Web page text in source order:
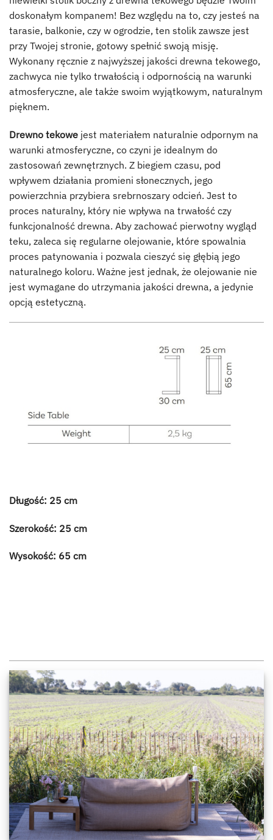
doskonałym kompanem! Bez względu na to, czy jesteś na
tarasie, balkonie, czy w ogrodzie, ten stolik zawsze jest
przy Twojej stronie, gotowy spełnić swoją misję.
Wykonany ręcznie z najwyższej jakości drewna tekowego,
zachwyca nie tylko trwałością i odpornością na warunki
atmosferyczne, ale także swoim wyjątkowym, naturalnym
pięknem.
Drewno tekowe jest materiałem naturalnie odpornym na
warunki atmosferyczne, co czyni je idealnym do
zastosowań zewnętrznych. Z biegiem czasu, pod
wpływem działania promieni słonecznych, jego
powierzchnia przybiera srebrnoszary odcień. Jest to
proces naturalny, który nie wpływa na trwałość czy
funkcjonalność drewna. Aby zachować pierwotny wygląd
teku, zaleca się regularne olejowanie, które spowalnia
proces patynowania i pozwala cieszyć się głębią jego
naturalnego koloru. Ważne jest jednak, że olejowanie nie
jest wymagane do utrzymania jakości drewna, a jedynie
opcją estetyczną.
Długość: 25 cm
Szerokość: 25 cm
Wysokość: 65 cm